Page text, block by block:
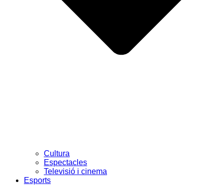
Cultura
Espectacles
Televisió i cinema
Esports